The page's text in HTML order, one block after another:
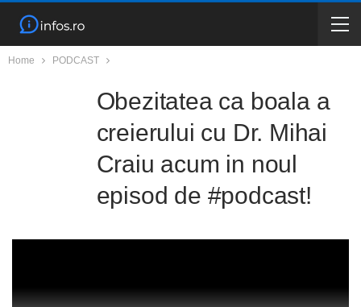
Home PODCAST
Obezitatea ca boala a
creierului cu Dr. Mihai
Craiu acum in noul
episod de #podcast!